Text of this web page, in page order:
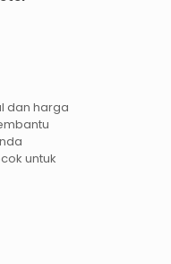
dan harga
untuk